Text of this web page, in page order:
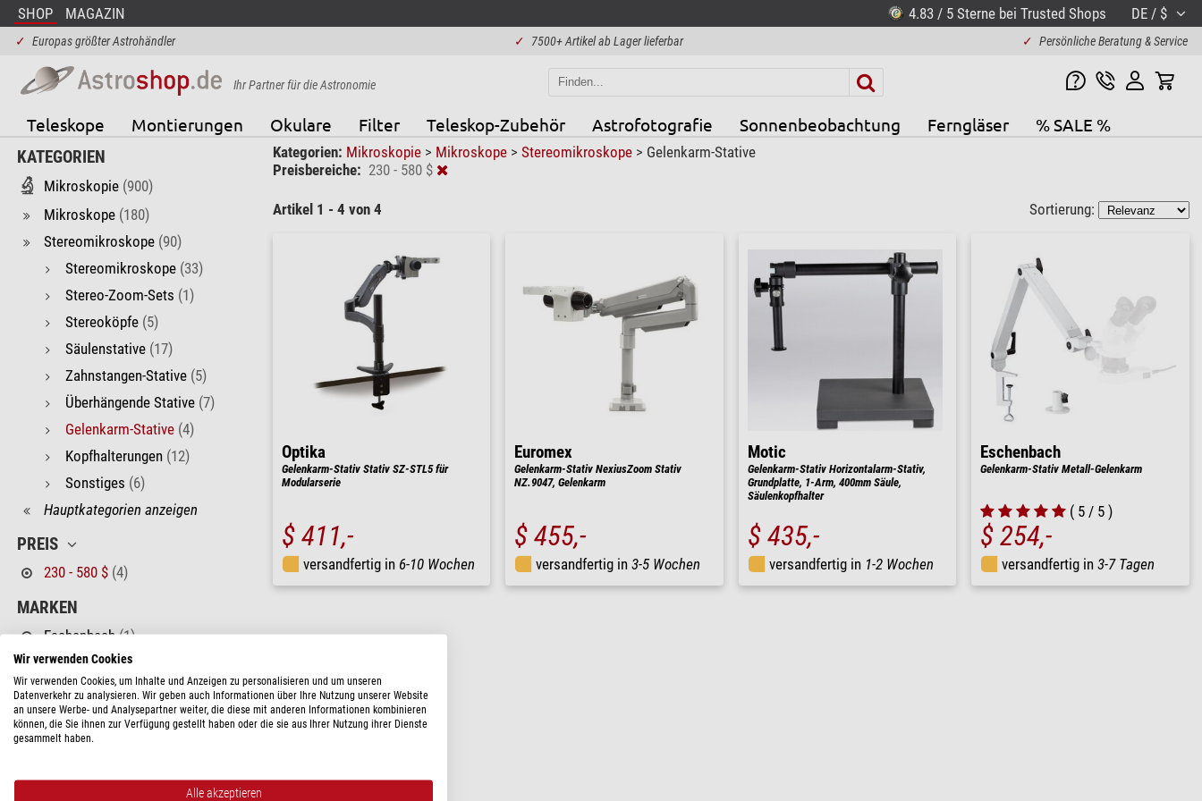
SHOP MAGAZIN 4.83 / 5 Sterne bei Trusted Shops DE / $
✓ Europas größter Astrohändler ✓ 7500+ Artikel ab Lager lieferbar ✓ Persönliche Beratung & Service
Ihr Partner für die Astronomie
Teleskope Montierungen Okulare Filter Teleskop-Zubehör Astrofotografie Sonnenbeobachtung Ferngläser % SALE %
KATEGORIEN
Mikroskopie (900)
Mikroskope (180)
Stereomikroskope (90)
Stereomikroskope (33)
Stereo-Zoom-Sets (1)
Stereoköpfe (5)
Säulenstative (17)
Zahnstangen-Stative (5)
Überhängende Stative (7)
Gelenkarm-Stative (4)
Kopfhalterungen (12)
Sonstiges (6)
Hauptkategorien anzeigen
PREIS
230 - 580 $ (4)
MARKEN
Eschenbach(1)
Euromex(1)
Motic(1)
Optika(1)
Hobby(1)
Kategorien: Mikroskopie > Mikroskope > Stereomikroskope > Gelenkarm-Stative
Preisbereiche: 230 - 580 $
Artikel 1 - 4 von 4 Sortierung:
Optika
Gelenkarm-Stativ Stativ SZ-STL5 für
Modularserie
$ 411,-
versandfertig in 6-10 Wochen
Euromex
Gelenkarm-Stativ NexiusZoom Stativ
NZ.9047, Gelenkarm
$ 455,-
versandfertig in 3-5 Wochen
Motic
Gelenkarm-Stativ Horizontalarm-Stativ,
Grundplatte, 1-Arm, 400mm Säule,
Säulenkopfhalter
$ 435,-
versandfertig in 1-2 Wochen
Eschenbach
Gelenkarm-Stativ Metall-Gelenkarm
( 5 / 5 )
$ 254,-
versandfertig in 3-7 Tagen
Wir verwenden Cookies
Wir verwenden Cookies, um Inhalte und Anzeigen zu personalisieren und um unseren
Datenverkehr zu analysieren. Wir geben auch Informationen über Ihre Nutzung unserer Website
an unsere Werbe- und Analysepartner weiter, die diese mit anderen Informationen kombinieren
können, die Sie ihnen zur Verfügung gestellt haben oder die sie aus Ihrer Nutzung ihrer Dienste
gesammelt haben.
Alle akzeptieren